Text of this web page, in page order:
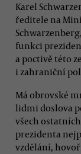
Karel
ředitele na
funkci
a poctivě této
i zahraniční
Má obrovské
lidmi doslova
všech
prezidenta
vzdělání,